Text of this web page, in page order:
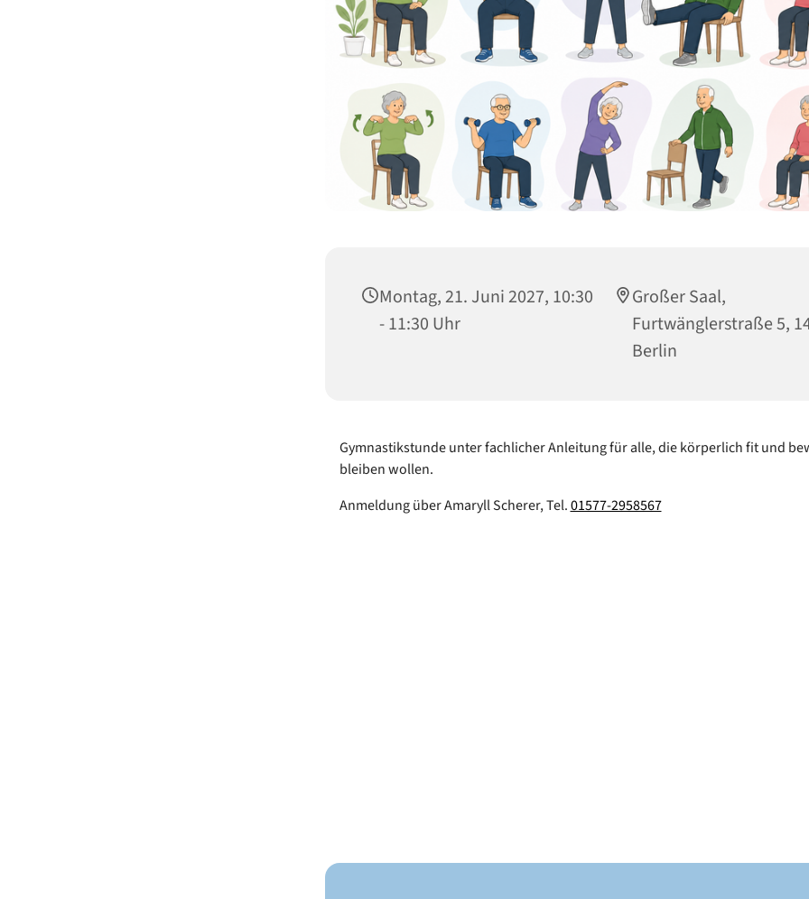
Montag, 21. Juni 2027, 10:30
- 11:30 Uhr
Großer Saal,
Furtwänglerstraße 5,
Berlin
Gymnastikstunde unter fachlicher Anleitung für alle, die körperlich fit und
bleiben wollen.
Anmeldung über Amaryll Scherer, Tel.01577-2958567